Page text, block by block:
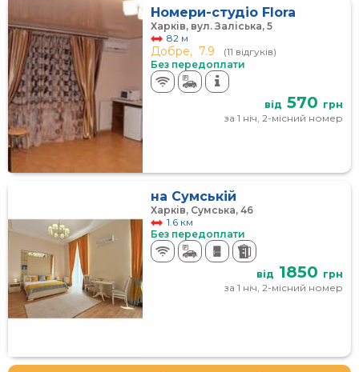
Номери-студіо Flora
Харків, вул. Заліська, 5
82 м
Добре, 7.9
(11 відгуків)
Без передоплати
від 570 грн
за 1 ніч, 2-місний номер
на Сумській
Харків, Сумська, 46
1.6 км
Без передоплати
від 1850 грн
за 1 ніч, 2-місний номер